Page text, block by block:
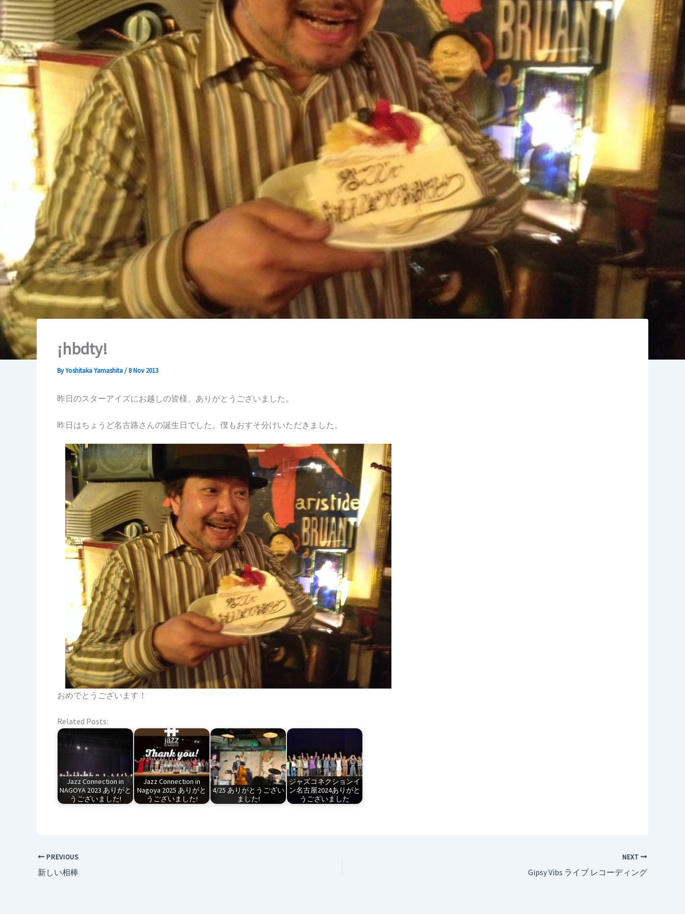
¡hbdty!
ByYoshitaka Yamashita/8 Nov 2013
昨日のスターアイズにお越しの皆様、ありがとうございました。
昨日はちょうど名古路さんの誕生日でした。僕もおすそ分けいただきました。
おめでとうございます！
Related Posts:
Jazz Connection in
NAGOYA 2023 ありがと
うございました!
Jazz Connection in
Nagoya 2025 ありがと
うございました!
4/25 ありがとうござい
ました!
ジャズコネクションイ
ン名古屋2024ありがと
うございました
PREVIOUS
新しい相棒
NEXT
Gipsy Vibs ライブ レコーディング